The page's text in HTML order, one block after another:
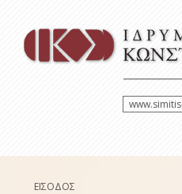
ΕΙΣΟΔΟΣ